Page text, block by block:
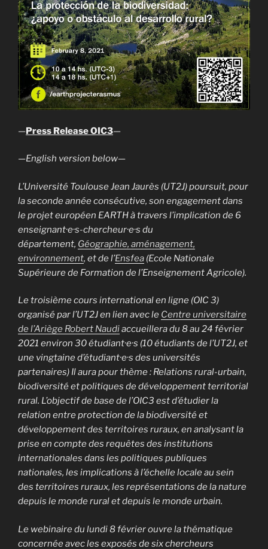
—Press Release OIC3—
—English version below—
L’Université Toulouse Jean Jaurès (UT2J) poursuit, pour
la seconde année consécutive, son engagement dans
le projet européen EARTH à travers l’implication de 6
enseignant·e·s-chercheur·e·s du
département, Géographie, aménagement,
environnement, et de l’Ensfea (Ecole Nationale
Supérieure de Formation de l’Enseignement Agricole).
Le troisième cours international en ligne (OIC 3)
organisé par l’UT2J en lien avec le Centre universitaire
de l’Ariège Robert Naudiaccueillera du 8 au 24 février
2021 environ 30 étudiant·e·s (10 étudiants de l’UT2J, et
une vingtaine d’étudiant·e·s des universités
partenaires) Il aura pour thème : Relations rural-urbain,
biodiversité et politiques de développement territorial
rural. L’objectif de base de l’OIC3 est d’étudier la
relation entre protection de la biodiversité et
développement des territoires ruraux, en analysant la
prise en compte des requêtes des institutions
internationales dans les politiques publiques
nationales, les implications à l’échelle locale au sein
des territoires ruraux, les représentations de la nature
depuis le monde rural et depuis le monde urbain.
Le webinaire du lundi 8 février ouvre la thématique
concernée avec les exposés de six chercheurs